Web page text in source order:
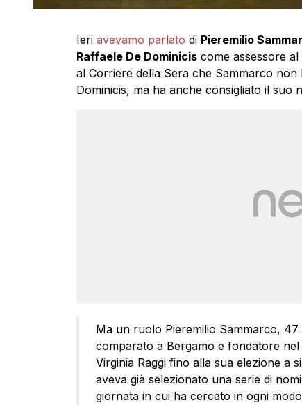
Ieriavevamo parlato di Pieremilio
Raffaele De Dominiciscome assessore al
al Corriere della Sera che Sammarco
Dominicis, ma ha anche consigliato il suo
Ma un ruolo Pieremilio Sammarco,
comparato a Bergamo e fondatore
Virginia Raggi fino alla sua elezione a
aveva già selezionato una serie di
giornata in cui ha cercato in ogni